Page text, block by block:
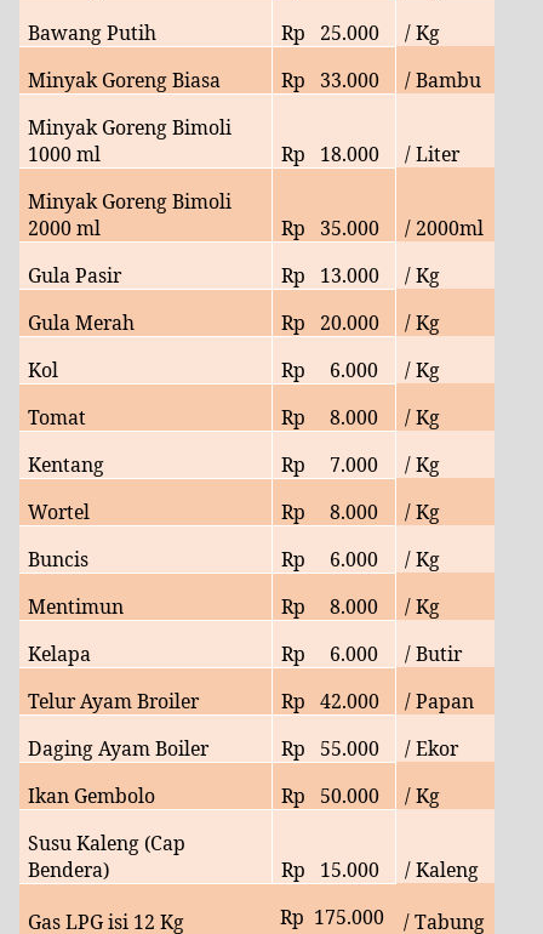
Bawang Putih
Rp 25.000
/ Kg
Minyak Goreng Biasa
Rp 33.000
/ Bambu
Minyak Goreng Bimoli
1000 ml
Rp 18.000
/ Liter
Minyak Goreng Bimoli
2000 ml
Rp 35.000
/ 2000ml
Gula Pasir
Rp 13.000
/ Kg
Gula Merah
Rp 20.000
/ Kg
Kol
Rp 6.000
/ Kg
Tomat
Rp 8.000
/ Kg
Kentang
Rp 7.000
/ Kg
Wortel
Rp 8.000
/ Kg
Buncis
Rp 6.000
/ Kg
Mentimun
Rp 8.000
/ Kg
Kelapa
Rp 6.000
/ Butir
Telur Ayam Broiler
Rp 42.000
/ Papan
Daging Ayam Boiler
Rp 55.000
/ Ekor
Ikan Gembolo
Rp 50.000
/ Kg
Susu Kaleng (Cap
Bendera)
Rp 15.000
/ Kaleng
Gas LPG isi 12 Kg
Rp 175.000 / Tabung